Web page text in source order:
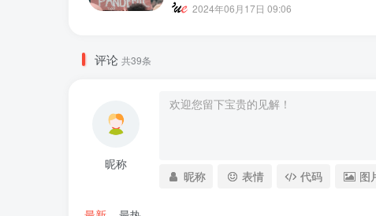
2024年06月17日 09:06
评论 共39条
昵称
昵称 表情 代码 图